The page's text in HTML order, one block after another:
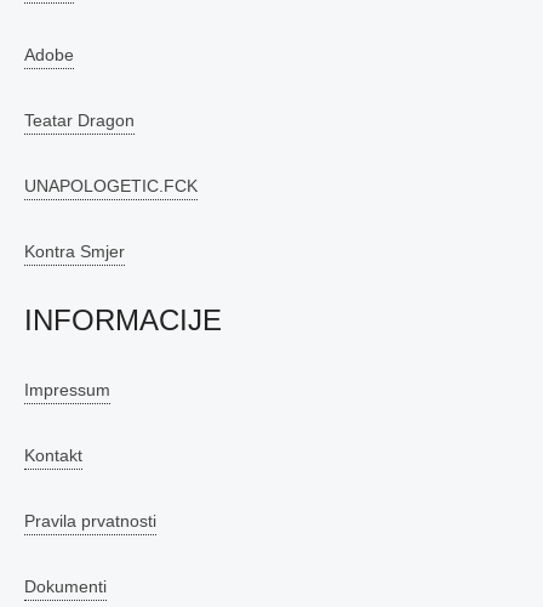
Adobe
Teatar Dragon
UNAPOLOGETIC.FCK
Kontra Smjer
INFORMACIJE
Impressum
Kontakt
Pravila prvatnosti
Dokumenti